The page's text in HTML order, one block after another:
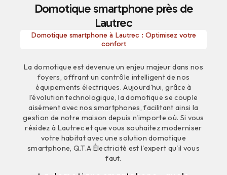
Domotique smartphone près de
Lautrec
Domotique smartphone à Lautrec : Optimisez votre
confort
La domotique est devenue un enjeu majeur dans nos
foyers, offrant un contrôle intelligent de nos
équipements électriques. Aujourd'hui, grâce à
l'évolution technologique, la domotique se couple
aisément avec nos smartphones, facilitant ainsi la
gestion de notre maison depuis n'importe où. Si vous
résidez à Lautrec et que vous souhaitez moderniser
votre habitat avec une solution domotique
smartphone, Q.T.A Électricité est l'expert qu'il vous
faut.